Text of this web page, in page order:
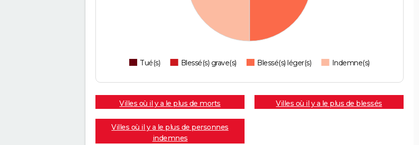
Tué(s) Blessé(s) grave(s) Blessé(s) léger(s) Indemne(s)
Villes où il y a le plus de morts Villes où il y a le plus de blessés
Villes où il y a le plus de personnes
indemnes